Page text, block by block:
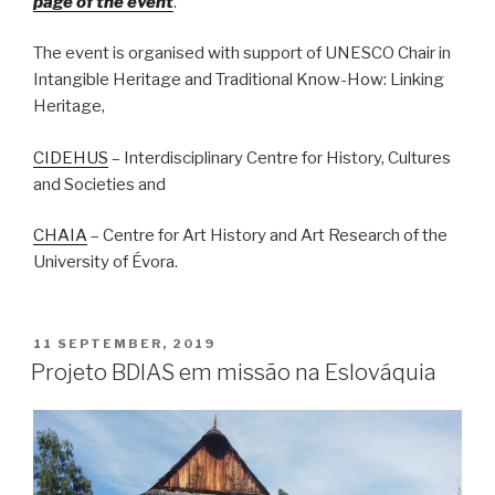
The event is organised with support of UNESCO Chair in
Intangible Heritage and Traditional Know-How: Linking
Heritage,
CIDEHUS – Interdisciplinary Centre for History, Cultures
and Societies and
CHAIA– Centre for Art History and Art Research of the
University of Évora.
POSTED
ON
11 SEPTEMBER, 2019
Projeto BDIAS em missão na Eslováquia